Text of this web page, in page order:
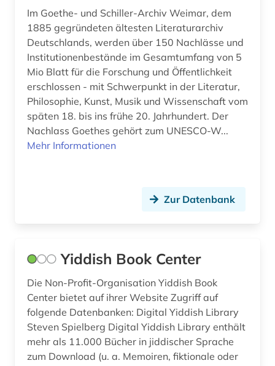
fid darstellende kunst (1)
fid lateinamerika (1)
fid nordeuropa (1)
fid ost-, ostmittel- und südosteuropa (1)
fid slawistik (5)
film (4)
fotografie (3)
frankreich (6)
französisch (19)
frau (2)
frauen (1)
Im Goethe- und Schiller-Archiv Weimar, dem
1885 gegründeten ältesten Literaturarchiv
Deutschlands, werden über 150 Nachlässe und
Institutionenbestände im Gesamtumfang von 5
Mio Blatt für die Forschung und Öffentlichkeit
erschlossen - mit Schwerpunkt in der Literatur,
Philosophie, Kunst, Musik und Wissenschaft vom
späten 18. bis ins frühe 20. Jahrhundert. Der
Nachlass Goethes gehört zum UNESCO-W...
Mehr Informationen
Zur Datenbank
Yiddish Book Center
Die Non-Profit-Organisation Yiddish Book
Center bietet auf ihrer Website Zugriff auf
folgende Datenbanken: Digital Yiddish Library
Steven Spielberg Digital Yiddish Library enthält
mehr als 11.000 Bücher in jiddischer Sprache
zum Download (u. a. Memoiren, fiktionale oder